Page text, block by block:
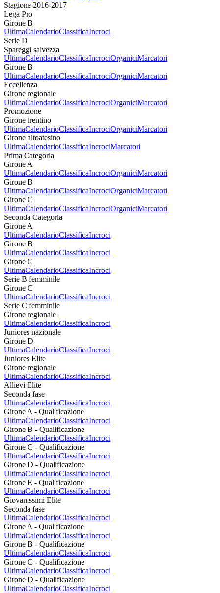
Stagione 2016-2017
Lega Pro
Girone B
UltimaCalendarioClassificaIncroci
Serie D
Spareggi salvezza
UltimaCalendarioClassificaIncrociOrganiciMarcatori
Girone B
UltimaCalendarioClassificaIncrociOrganiciMarcatori
Eccellenza
Girone regionale
UltimaCalendarioClassificaIncrociOrganiciMarcatori
Promozione
Girone trentino
UltimaCalendarioClassificaIncrociOrganiciMarcatori
Girone altoatesino
UltimaCalendarioClassificaIncrociMarcatori
Prima Categoria
Girone A
UltimaCalendarioClassificaIncrociOrganiciMarcatori
Girone B
UltimaCalendarioClassificaIncrociOrganiciMarcatori
Girone C
UltimaCalendarioClassificaIncrociOrganiciMarcatori
Seconda Categoria
Girone A
UltimaCalendarioClassificaIncroci
Girone B
UltimaCalendarioClassificaIncroci
Girone C
UltimaCalendarioClassificaIncroci
Serie B femminile
Girone C
UltimaCalendarioClassificaIncroci
Serie C femminile
Girone regionale
UltimaCalendarioClassificaIncroci
Juniores nazionale
Girone D
UltimaCalendarioClassificaIncroci
Juniores Elite
Girone regionale
UltimaCalendarioClassificaIncroci
Allievi Elite
Seconda fase
UltimaCalendarioClassificaIncroci
Girone A - Qualificazione
UltimaCalendarioClassificaIncroci
Girone B - Qualificazione
UltimaCalendarioClassificaIncroci
Girone C - Qualificazione
UltimaCalendarioClassificaIncroci
Girone D - Qualificazione
UltimaCalendarioClassificaIncroci
Girone E - Qualificazione
UltimaCalendarioClassificaIncroci
Giovanissimi Elite
Seconda fase
UltimaCalendarioClassificaIncroci
Girone A - Qualificazione
UltimaCalendarioClassificaIncroci
Girone B - Qualificazione
UltimaCalendarioClassificaIncroci
Girone C - Qualificazione
UltimaCalendarioClassificaIncroci
Girone D - Qualificazione
UltimaCalendarioClassificaIncroci